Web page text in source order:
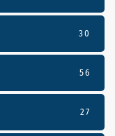
30
56
27